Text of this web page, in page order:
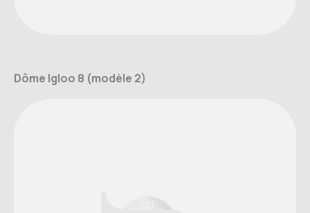
Dôme Igloo 8 (modèle 2)